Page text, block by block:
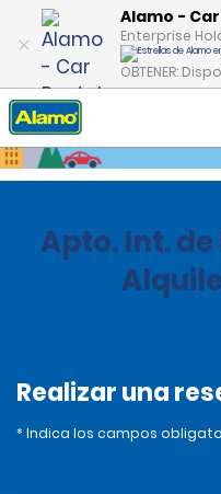
Alamo -
Enterprise
OBTENER:
Inicio Oficinas
Apto. Int.
Realizar una
* Indica los campos